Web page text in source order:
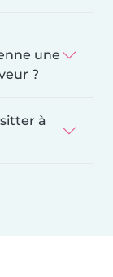
une
?
à